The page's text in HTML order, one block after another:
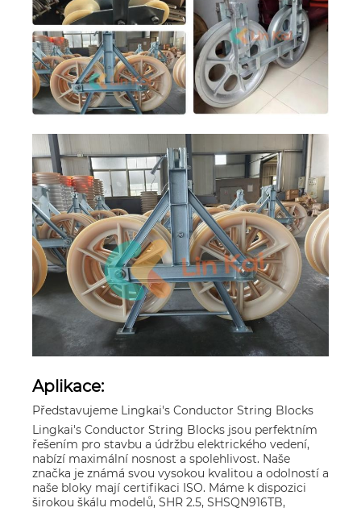
Aplikace:
Představujeme Lingkai's Conductor String Blocks
Lingkai's Conductor String Blocks jsou perfektním
řešením pro stavbu a údržbu elektrického vedení,
nabízí maximální nosnost a spolehlivost. Naše
značka je známá svou vysokou kvalitou a odolností a
naše bloky mají certifikaci ISO. Máme k dispozici
širokou škálu modelů, SHR 2.5, SHSQN916TB,